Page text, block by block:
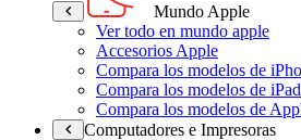
Mundo Apple
Ver todo en mundo apple
Accesorios Apple
Compara los modelos de
Compara los modelos de iPad
Compara los modelos de
Computadores e Impresoras